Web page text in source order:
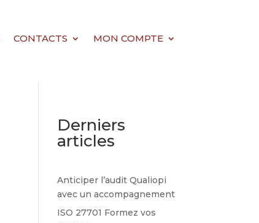
CONTACTS MON COMPTE
Derniers
articles
Anticiper l’audit Qualiopi
avec un accompagnement
ISO 27701 Formez vos